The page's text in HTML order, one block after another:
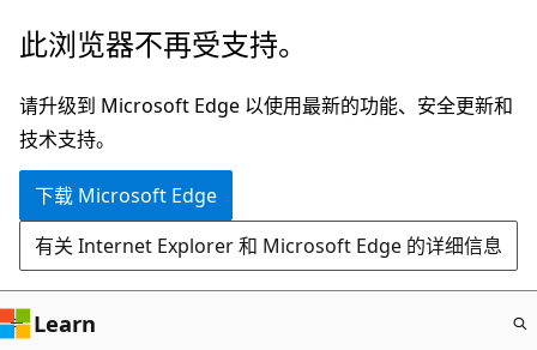
跳
主
要
内
此浏览器不再受支持。
请升级到 Microsoft Edge 以使用最新的功能、安全更新和
技术支持。
下载 Microsoft Edge
有关 Internet Explorer 和 Microsoft Edge 的详细信息
Learn